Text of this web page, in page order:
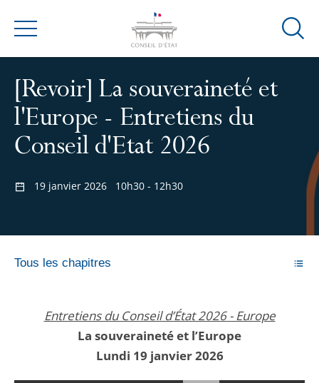
Menu
Ouvrir
[Revoir] La souveraineté et
l'Europe - Entretiens du
Conseil d'Etat 2026
19 janvier 2026 10h30 - 12h30
Tous les chapitres
Entretiens du Conseil d’État 2026 - Europe
La souveraineté et l’Europe
Lundi 19 janvier 2026